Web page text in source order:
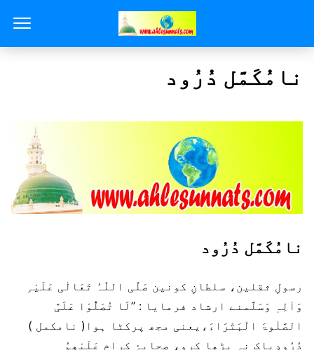
نامُکَمَّل دُرُود
نامُکَمَّل دُرُود
رسولِ ثقلین، سلطانِ کونین صَلَّی اللّٰہُ تَعَالٰی عَلَیْہِ
وَاٰلِہٖ وَسَلَّمنے ارشاد فرمایا : ’’لَا تُصَلُّوْا عَلَیَّ
الصَّلٰوۃَ الْبَتْرَاءَ،یعنی مجھ پرکٹا ہوا( نامکمل )
دُرُودِپاک نہ پڑھا کرو، صحابۂ کرام عَلَیْھِمُ